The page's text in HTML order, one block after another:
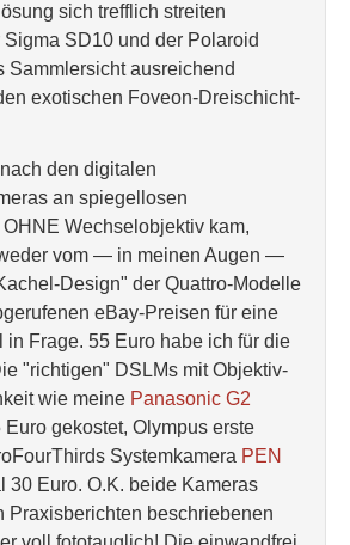
sich trefflich streiten
Sigma SD10 und der Polaroid
Sammlersicht ausreichend
exotischen Foveon-Dreischicht-
den digitalen
an spiegellosen
Wechselobjektiv kam,
vom — in meinen Augen —
Design" der Quattro-Modelle
eBay-Preisen für eine
in Frage. 55 Euro habe ich für die
"richtigen" DSLMs mit Objektiv-
wie meine Panasonic G2
gekostet, Olympus erste
Systemkamera PEN
30 Euro. O.K. beide Kameras
Praxisberichten beschriebenen